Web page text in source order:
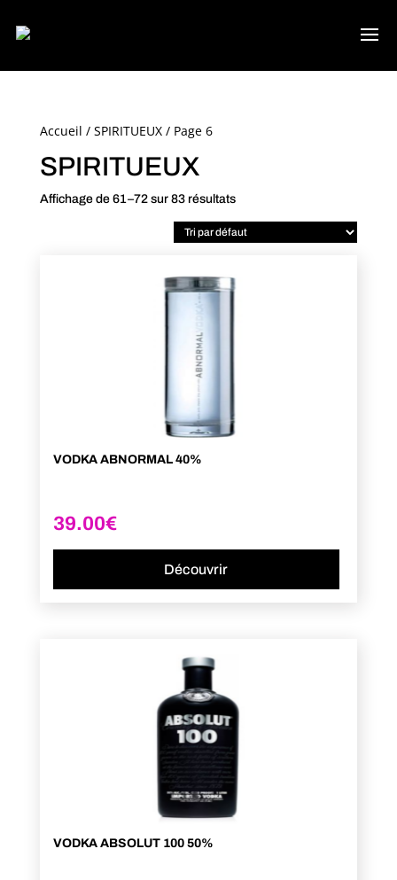
Accueil / SPIRITUEUX/ Page 6
SPIRITUEUX
Affichage de 61–72 sur 83 résultats
VODKA ABNORMAL 40%
39.00€
Découvrir
VODKA ABSOLUT 100 50%